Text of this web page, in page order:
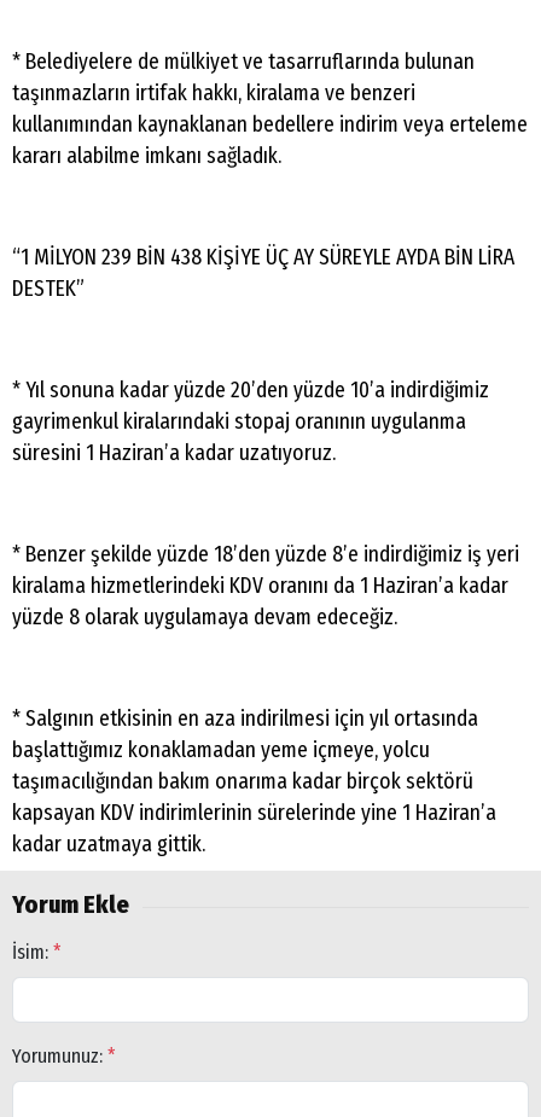
* Belediyelere de mülkiyet ve tasarruflarında bulunan
taşınmazların irtifak hakkı, kiralama ve benzeri
kullanımından kaynaklanan bedellere indirim veya erteleme
kararı alabilme imkanı sağladık.
“1 MİLYON 239 BİN 438 KİŞİYE ÜÇ AY SÜREYLE AYDA BİN LİRA
DESTEK”
* Yıl sonuna kadar yüzde 20’den yüzde 10’a indirdiğimiz
gayrimenkul kiralarındaki stopaj oranının uygulanma
süresini 1 Haziran’a kadar uzatıyoruz.
* Benzer şekilde yüzde 18’den yüzde 8’e indirdiğimiz iş yeri
kiralama hizmetlerindeki KDV oranını da 1 Haziran’a kadar
yüzde 8 olarak uygulamaya devam edeceğiz.
* Salgının etkisinin en aza indirilmesi için yıl ortasında
başlattığımız konaklamadan yeme içmeye, yolcu
taşımacılığından bakım onarıma kadar birçok sektörü
kapsayan KDV indirimlerinin sürelerinde yine 1 Haziran’a
kadar uzatmaya gittik.
Yorum Ekle
İsim: *
Yorumunuz: *
Arama
Popüler
Ağrı
Doğubayazıt